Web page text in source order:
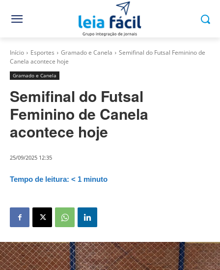
Início Esportes Gramado e Canela
Semifinal do Futsal Feminino de
Canela acontece hoje
Gramado e Canela
Semifinal do Futsal
Feminino de Canela
acontece hoje
25/09/2025 12:35
Tempo de leitura: < 1 minuto